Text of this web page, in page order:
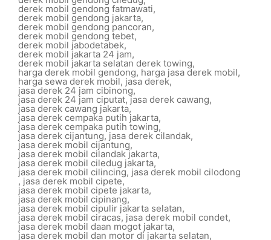
derek mobil gendong fatmawati,
derek mobil gendong jakarta,
derek mobil gendong pancoran,
derek mobil gendong tebet,
derek mobil jabodetabek,
derek mobil jakarta 24 jam,
derek mobil jakarta selatan derek towing,
harga derek mobil gendong, harga jasa derek mobil,
harga sewa derek mobil, jasa derek,
jasa derek 24 jam cibinong,
jasa derek 24 jam ciputat,jasa derek cawang,
jasa derek cawang jakarta,
jasa derek cempaka putih jakarta,
jasa derek cempaka putih towing,
jasa derek cijantung, jasa derek cilandak,
jasa derek mobil cijantung,
jasa derek mobil cilandak jakarta,
jasa derek mobil ciledug jakarta,
jasa derek mobil cilincing, jasa derek mobil cilodong
, jasa derek mobil cipete,
jasa derek mobil cipete jakarta,
jasa derek mobil cipinang,
jasa derek mobil cipulir jakarta selatan,
jasa derek mobil ciracas, jasa derek mobil condet,
jasa derek mobil daan mogot jakarta,
jasa derek mobil dan motor di jakarta selatan,